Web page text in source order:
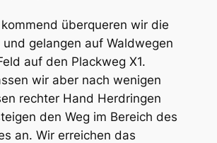
überqueren wir die
und gelangen auf Waldwegen
auf den Plackweg X1.
wir aber nach wenigen
rechter Hand Herdringen
den Weg im Bereich des
an. Wir erreichen das